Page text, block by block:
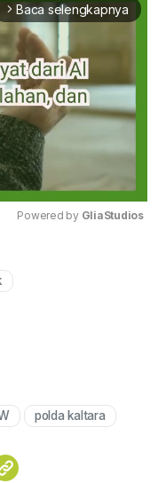
arrow_forward_ios Baca selengkapnya
Powered by GliaStudios
polda kaltara